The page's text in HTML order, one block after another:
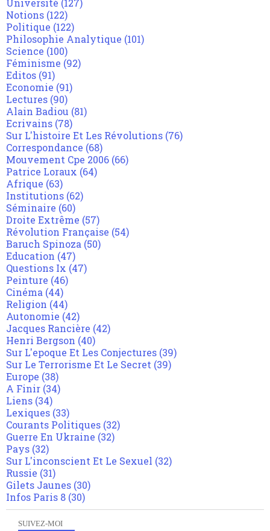
SUIVEZ-MOI
Université (127)
Notions (122)
Politique (122)
Philosophie Analytique (101)
Science (100)
Féminisme (92)
Editos (91)
Economie (91)
Lectures (90)
Alain Badiou (81)
Ecrivains (78)
Sur L'histoire Et Les Révolutions (76)
Correspondance (68)
Mouvement Cpe 2006 (66)
Patrice Loraux (64)
Afrique (63)
Institutions (62)
Séminaire (60)
Droite Extrême (57)
Révolution Française (54)
Baruch Spinoza (50)
Education (47)
Questions Ix (47)
Peinture (46)
Cinéma (44)
Religion (44)
Autonomie (42)
Jacques Rancière (42)
Henri Bergson (40)
Sur L'epoque Et Les Conjectures (39)
Sur Le Terrorisme Et Le Secret (39)
Europe (38)
A Finir (34)
Liens (34)
Lexiques (33)
Courants Politiques (32)
Guerre En Ukraine (32)
Pays (32)
Sur L'inconscient Et Le Sexuel (32)
Russie (31)
Gilets Jaunes (30)
Infos Paris 8 (30)